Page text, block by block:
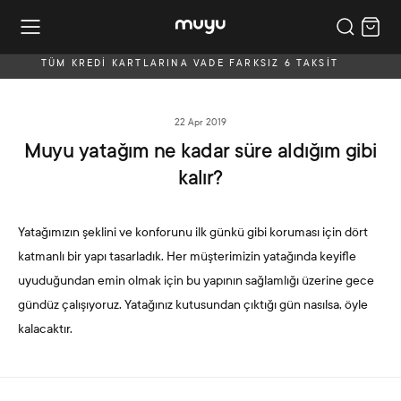
TÜM KREDİ KARTLARINA VADE FARKSIZ 6 TAKSİT
22 Apr 2019
Muyu yatağım ne kadar süre aldığım gibi
kalır?
Yatağımızın şeklini ve konforunu ilk günkü gibi koruması için dört
katmanlı bir yapı tasarladık. Her müşterimizin yatağında keyifle
uyuduğundan emin olmak için bu yapının sağlamlığı üzerine gece
gündüz çalışıyoruz. Yatağınız kutusundan çıktığı gün nasılsa, öyle
kalacaktır.